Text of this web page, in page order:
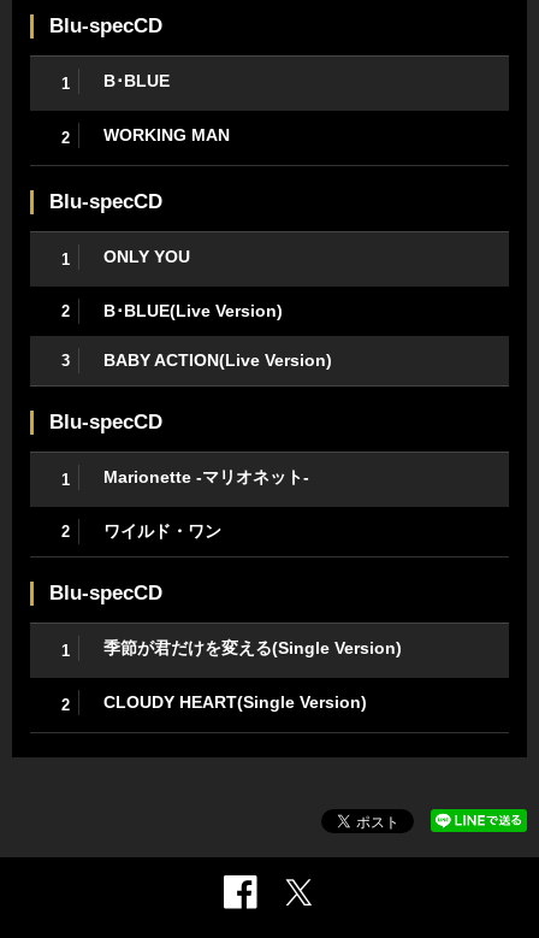
Blu-specCD
1 B･BLUE
2 WORKING MAN
Blu-specCD
1 ONLY YOU
2 B･BLUE(Live Version)
3 BABY ACTION(Live Version)
Blu-specCD
1 Marionette -マリオネット-
2 ワイルド・ワン
Blu-specCD
1 季節が君だけを変える(Single Version)
2 CLOUDY HEART(Single Version)